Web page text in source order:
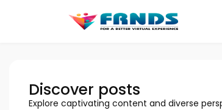
Discover posts
Explore captivating content and diverse